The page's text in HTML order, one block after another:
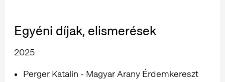
Egyéni díjak, elismerések
2025
Perger Katalin - Magyar Arany Érdemkereszt